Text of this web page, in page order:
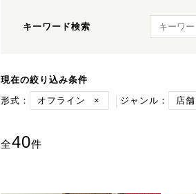
キーワード検索 キーワ
現在の絞り込み条件
形式：
オフライン × ジャンル： 店舗
全40件